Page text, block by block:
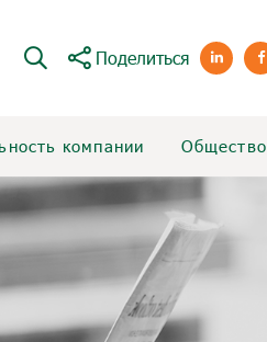
Поделиться
компании Общество